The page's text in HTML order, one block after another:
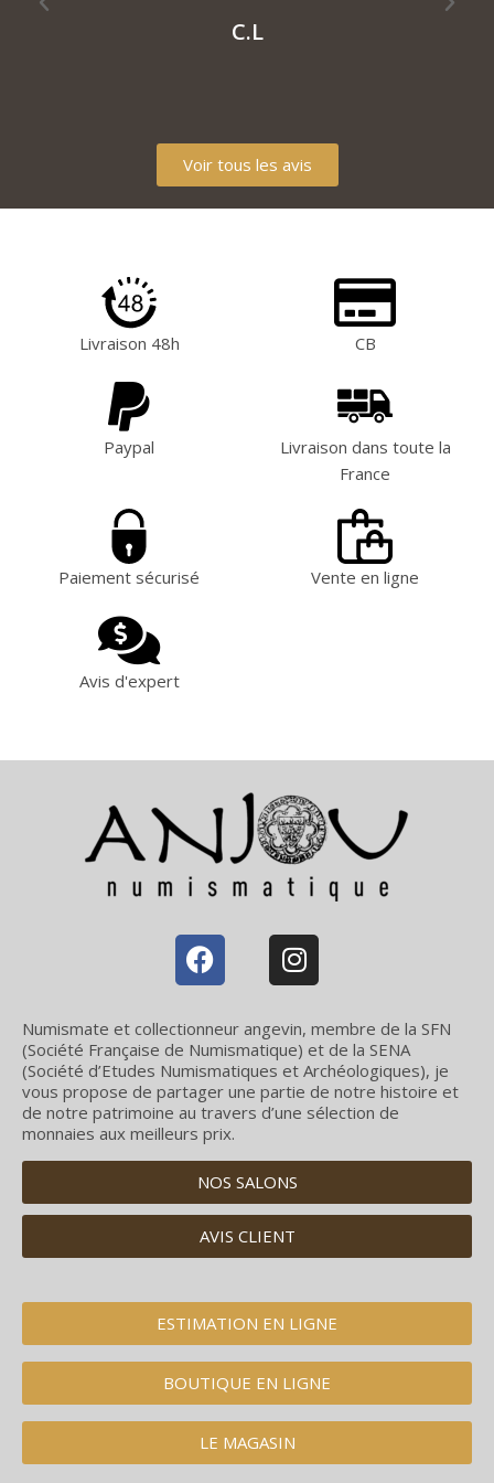
C.L
Voir tous les avis
Livraison 48h CB
Paypal
Livraison dans toute la
France
Paiement sécurisé Vente en ligne
Avis d'expert
Numismate et collectionneur angevin, membre de la SFN
(Société Française de Numismatique) et de la SENA
(Société d’Etudes Numismatiques et Archéologiques), je
vous propose de partager une partie de notre histoire et
de notre patrimoine au travers d’une sélection de
monnaies aux meilleurs prix.
NOS SALONS
AVIS CLIENT
ESTIMATION EN LIGNE
BOUTIQUE EN LIGNE
LE MAGASIN